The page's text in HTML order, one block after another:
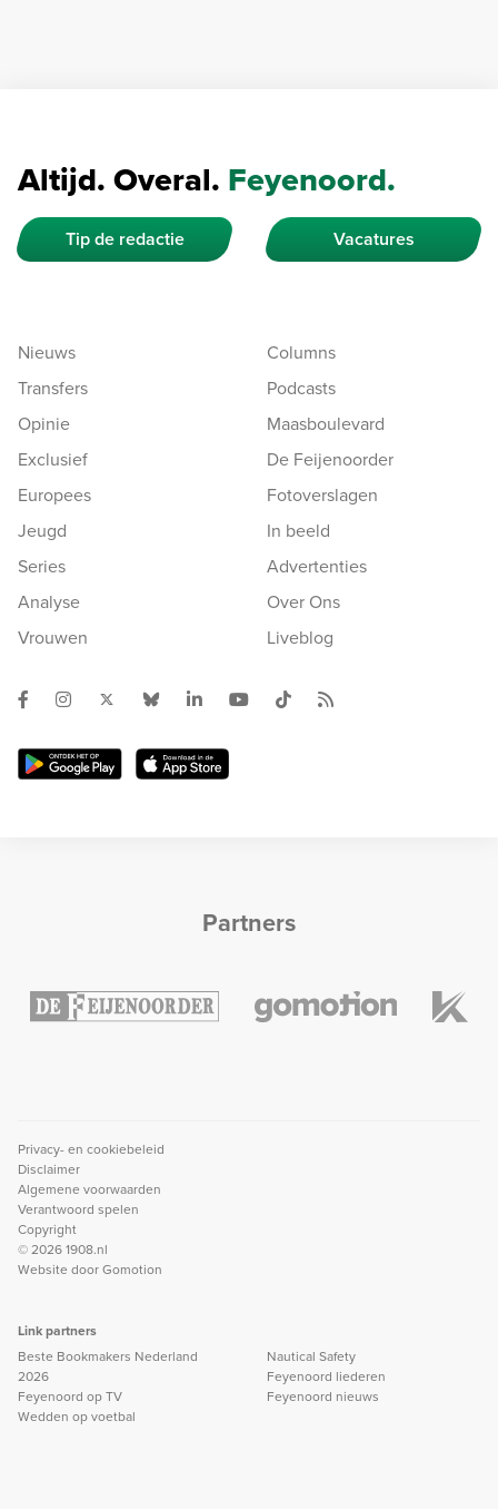
Altijd. Overal. Feyenoord.
Tip de redactie Vacatures
Nieuws
Transfers
Opinie
Exclusief
Europees
Jeugd
Series
Analyse
Vrouwen
Columns
Podcasts
Maasboulevard
De Feijenoorder
Fotoverslagen
In beeld
Advertenties
Over Ons
Liveblog
Partners
Privacy- en cookiebeleid
Disclaimer
Algemene voorwaarden
Verantwoord spelen
Copyright
© 2026 1908.nl
Website doorGomotion
Link partners
Beste Bookmakers Nederland
2026
Feyenoord op TV
Wedden op voetbal
Nautical Safety
Feyenoord liederen
Feyenoord nieuws